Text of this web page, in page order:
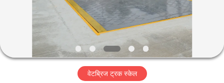
में
वेटब्रिज ट्रक स्केल